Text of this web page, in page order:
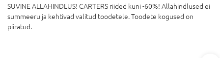
SUVINE ALLAHINDLUS! CARTERS riided kuni -60%! Allahindlused ei
summeeru ja kehtivad valitud toodetele. Toodete kogused on
piiratud.